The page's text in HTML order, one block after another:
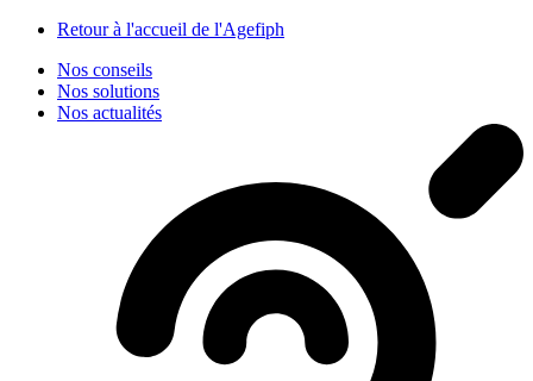
Retour à l'accueil de l'Agefiph
Nos conseils
Nos solutions
Nos actualités